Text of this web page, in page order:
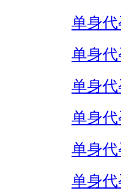
单身
单身
单身
单身代
单身
单身